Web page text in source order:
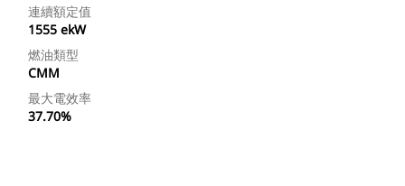
連續額定值
1555 ekW
燃油類型
CMM
最大電效率
37.70%